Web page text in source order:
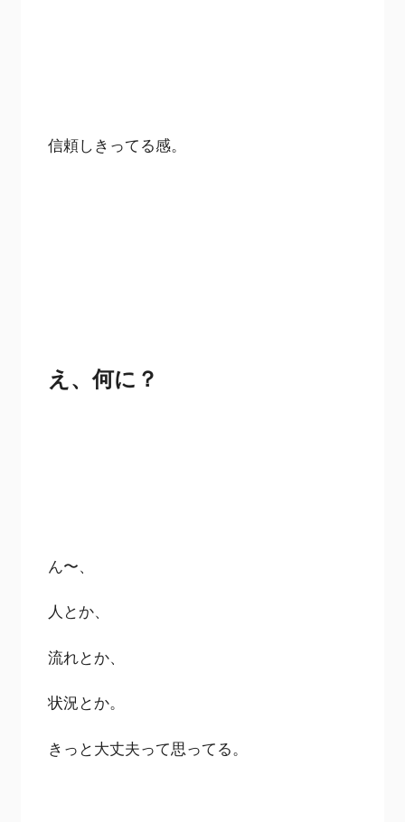
信頼しきってる感。
え、何に？
ん〜、
人とか、
流れとか、
状況とか。
きっと大丈夫って思ってる。